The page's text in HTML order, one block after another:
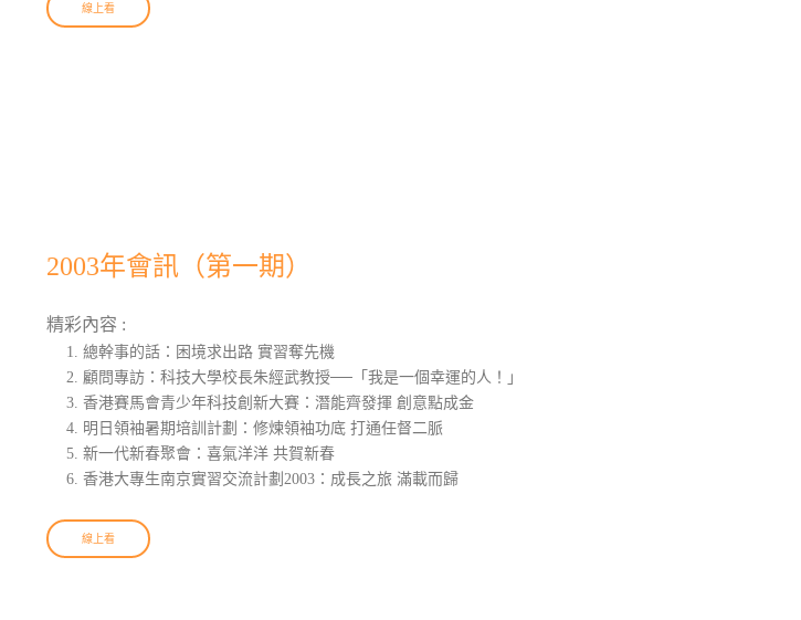
線上看
2003年會訊（第一期）
精彩內容 :
總幹事的話：困境求出路 實習奪先機
顧問專訪：科技大學校長朱經武教授──「我是一個幸運的人！」
香港賽馬會青少年科技創新大賽：潛能齊發揮 創意點成金
明日領袖暑期培訓計劃：修煉領袖功底 打通任督二脈
新一代新春聚會：喜氣洋洋 共賀新春
香港大專生南京實習交流計劃2003：成長之旅 滿載而歸
線上看